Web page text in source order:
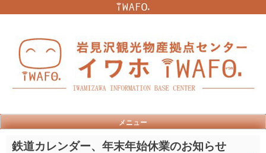
メニュー
鉄道カレンダー、年末年始休業のお知らせ